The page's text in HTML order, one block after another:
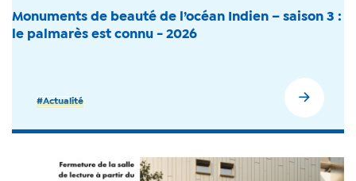
Monuments de beauté de l’océan Indien – saison 3 :
le palmarès est connu - 2026
#Actualité